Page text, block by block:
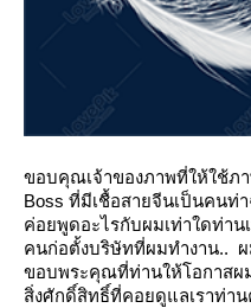
ขอบคุณเจ้าของภาพที่ให้ใช้ภ
Boss ที่มีเชื้อสายจีนเป็นคนท่
ค่อยพูดอะไรกับผมเท่าใดท่าน
คนก่อตั้งบริษัทที่ผมทำงาน.. ผ
ขอบพระคุณที่ท่านให้โอกาสผ
สิ่งศักดิ์สิทธิ์ที่คอยดูแลเราท่า